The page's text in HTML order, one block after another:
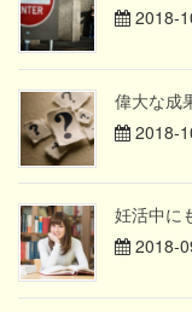
2018-
偉大な成
2018-
妊活中に
2018-